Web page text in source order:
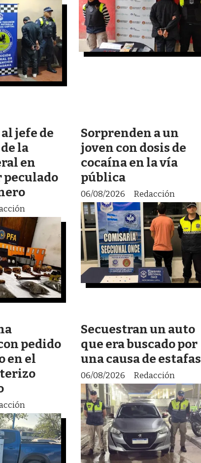
jefe de
la
en
peculado
Sorprenden a un
joven con dosis de
cocaína en la vía
pública
Redacción
06/08/2026
pedido
en el
Secuestran un auto
que era buscado por
una causa de estafas
Redacción
06/08/2026